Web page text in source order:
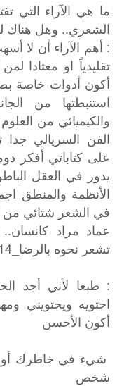
ما هي الآراء التي
الشعري.. وهل هناك
: أهم الآراء أن لا
تقليدياً او معتادا
أكون أدوات خاصة
استنبطتها من
والكيميائي من
الفن السريالي
على كتاباتي أفكر
يدور في العقل
الأنظمة والمنطق
في الشعر شتائي من
عماد مراد
تشعر نحوه بالرضا_14
: طبعا لأني أجد
احتويه ويحتويني
أكون الأحسن
شيء في خاطرك أو
شخص